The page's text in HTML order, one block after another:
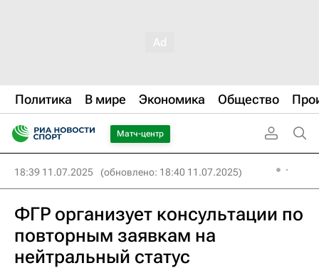
Политика В мире Экономика Общество
Матч-центр
18:39 11.07.2025 (обновлено: 18:40 11.07.2025)
ФГР организует консультации по
повторным заявкам на
нейтральный статус